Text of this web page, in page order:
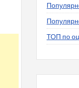
ТОП по